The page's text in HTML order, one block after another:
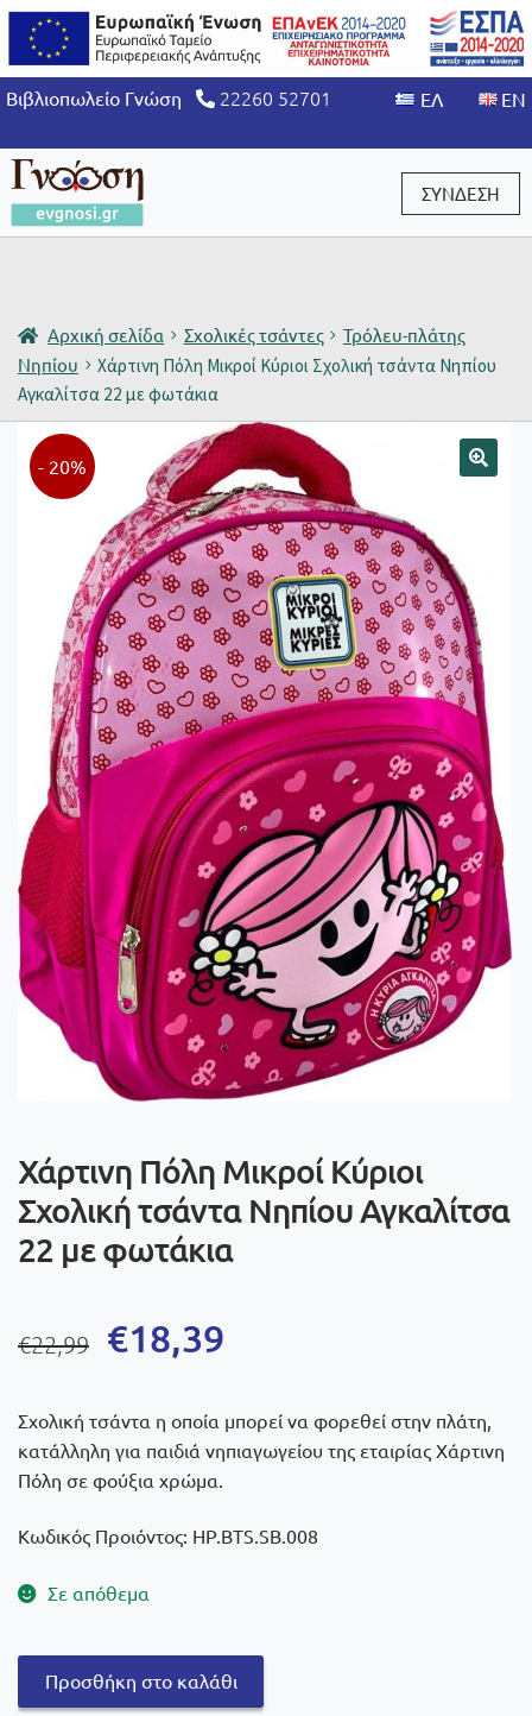
Βιβλιοπωλείο Γνώση 22260 52701
ΣΥΝΔΕΣΗ
Αρχική σελίδα Σχολικές τσάντες
Τρόλευ-πλάτης
Νηπίου
Χάρτινη Πόλη Μικροί Κύριοι Σχολική τσάντα Νηπίου
Αγκαλίτσα 22 με φωτάκια
- 20%
Χάρτινη Πόλη Μικροί Κύριοι
Σχολική τσάντα Νηπίου Αγκαλίτσα
22 με φωτάκια
€22,99
Original
price
was:
€22,99.
€18,39
τρέχουσα
τιμή
είναι:
€18,39.
Σχολική τσάντα η οποία μπορεί να φορεθεί στην πλάτη,
κατάλληλη για παιδιά νηπιαγωγείου της εταιρίας Χάρτινη
Πόλη σε φούξια χρώμα.
Κωδικός Προιόντος: HP.BTS.SB.008
Σε απόθεμα
Πόλη
Προσθήκη στο καλάθι